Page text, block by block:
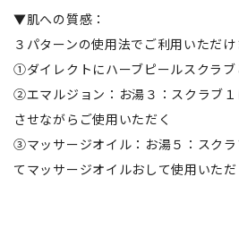
▼肌への質感：
３パターンの使用法でご利用いただけ
①ダイレクトにハーブピールスクラブ
②エマルジョン：お湯３：スクラブ
させながらご使用いただく
③マッサージオイル：お湯５：スクラ
てマッサージオイルおして使用いただ